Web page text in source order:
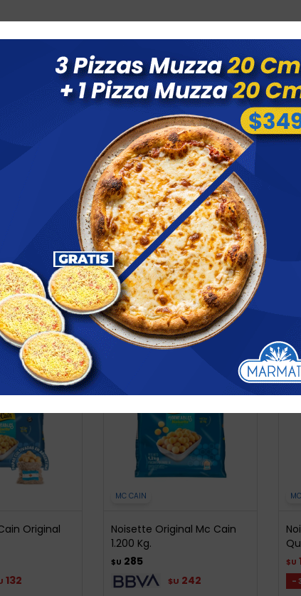
menores a $ 1500 costo de envío $60 *Puede Variar
Blog Ofertas Promociones
Original
132
MC CAIN
Noisette Original Mc Cain
1.200 Kg.
$U 285
$U 242
$U